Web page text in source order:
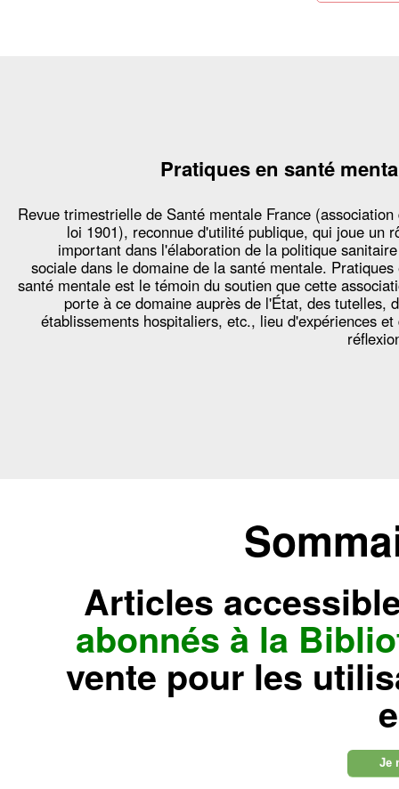
Pratiques en santé
Revue trimestrielle de Santé mentale France (association
loi 1901), reconnue d'utilité publique, qui joue un
important dans l'élaboration de la politique
sociale dans le domaine de la santé mentale. Pratiques
santé mentale est le témoin du soutien que cette
porte à ce domaine auprès de l'État, des tutelles,
établissements hospitaliers, etc., lieu d'expériences et
Articles
abonnés à la
vente pour les
Je